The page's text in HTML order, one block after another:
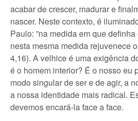
acabar de crescer, madurar e
nascer. Neste contexto, é
Paulo: ”na medida em que
nesta mesma medida rejuvenece
4,16). A velhice é uma exigência
é o homem interior? É o nosso eu
modo singular de ser e de agir, a
a nossa identidade mais radical.
devemos encará-la face a face.